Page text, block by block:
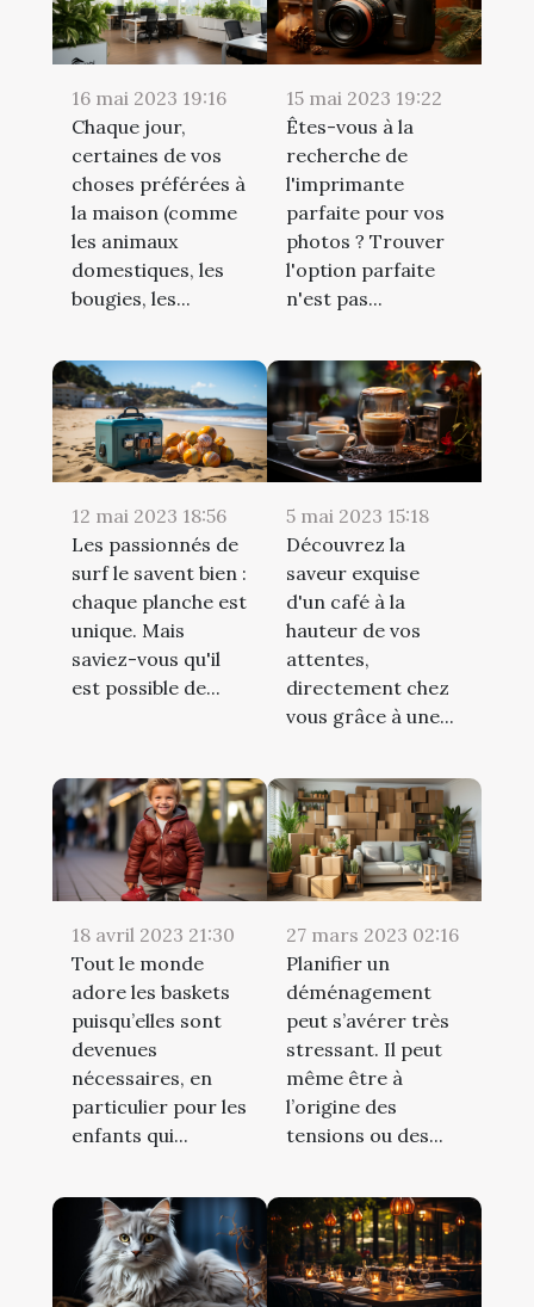
16 mai 2023 19:16
Chaque jour,
certaines de vos
choses préférées à
la maison (comme
les animaux
domestiques, les
bougies, les...
15 mai 2023 19:22
Êtes-vous à la
recherche de
l'imprimante
parfaite pour vos
photos ? Trouver
l'option parfaite
n'est pas...
12 mai 2023 18:56
Les passionnés de
surf le savent bien :
chaque planche est
unique. Mais
saviez-vous qu'il
est possible de...
5 mai 2023 15:18
Découvrez la
saveur exquise
d'un café à la
hauteur de vos
attentes,
directement chez
vous grâce à une...
18 avril 2023 21:30
Tout le monde
adore les baskets
puisqu’elles sont
devenues
nécessaires, en
particulier pour les
enfants qui...
27 mars 2023 02:16
Planifier un
déménagement
peut s’avérer très
stressant. Il peut
même être à
l’origine des
tensions ou des...